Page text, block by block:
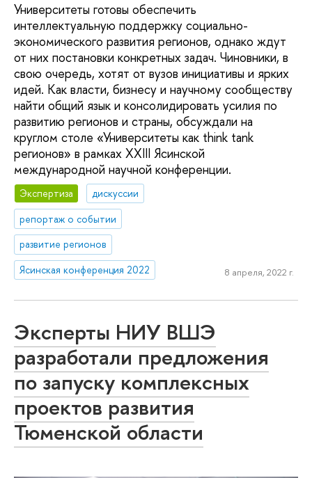
Университеты готовы обеспечить
интеллектуальную поддержку социально-
экономического развития регионов, однако ждут
от них постановки конкретных задач. Чиновники, в
свою очередь, хотят от вузов инициативы и ярких
идей. Как власти, бизнесу и научному сообществу
найти общий язык и консолидировать усилия по
развитию регионов и страны, обсуждали на
круглом столе «Университеты как think tank
регионов» в рамках XXIII Ясинской
международной научной конференции.
Экспертиза
дискуссии
репортаж о событии
развитие регионов
Ясинская конференция 2022
8 апреля, 2022 г.
Эксперты НИУ ВШЭ
разработали предложения
по запуску комплексных
проектов развития
Тюменской области